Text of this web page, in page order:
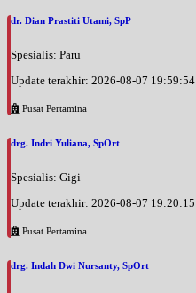
dr. Dian Prastiti Utami, SpP
Spesialis: Paru
Update terakhir: 2026-08-07 19:59:54
Pusat Pertamina
drg. Indri Yuliana, SpOrt
Spesialis: Gigi
Update terakhir: 2026-08-07 19:20:15
Pusat Pertamina
drg. Indah Dwi Nursanty, SpOrt